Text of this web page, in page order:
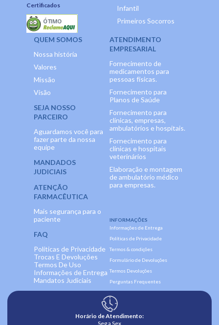
Certificados
Infantil
Primeiros Socorros
QUEM SOMOS
Nossa história
Valores
Missão
Visão
SEJA NOSSO
PARCEIRO
Aguardamos você para
fazer parte da nossa
equipe
MANDADOS
JUDICIAIS
ATENÇÃO
FARMACÊUTICA
Mais segurança para o
paciente
FAQ
Políticas de Privacidade
Trocas E Devoluções
Termos De Uso
Informações de Entrega
Mandatos Judiciais
ATENDIMENTO
EMPRESARIAL
Fornecimento de
medicamentos para
pessoas físicas.
Fornecimento para
Planos de Saúde
Fornecimento para
clínicas, empresas,
ambulatórios e hospitais.
Fornecimento para
clínicas e hospitais
veterinários
Elaboração e montagem
de ambulatório médico
para empresas.
INFORMAÇÕES
Informações de Entrega
Políticas de Privacidade
Termos & condições
Formulário de Devoluções
Termos Devoluções
Perguntas Frequentes
Horário de Atendimento:
Seg a Sex